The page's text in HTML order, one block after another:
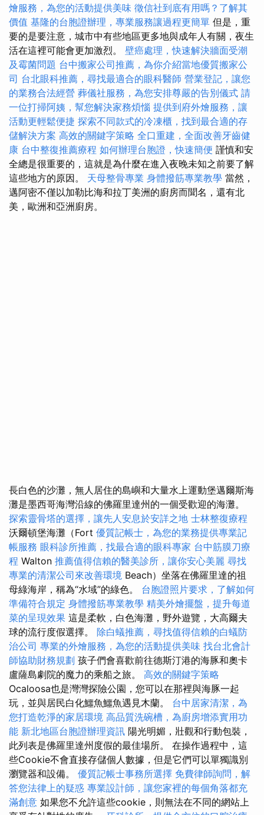
燴服務，為您的活動提供美味 徵信社到底有用嗎？了解其
價值 基隆的台胞證辦理，專業服務讓過程更簡單 但是，重
要的是要注意，城市中有些地區更多地與成年人有關，夜生
活在這裡可能會更加激烈。 壁癌處理，快速解決牆面受潮
及霉菌問題 台中搬家公司推薦，為你介紹當地優質搬家公
司 台北眼科推薦，尋找最適合的眼科醫師 營業登記，讓您
的業務合法經營 葬儀社服務，為您安排尊嚴的告別儀式 請
一位打掃阿姨，幫您解決家務煩惱 提供到府外燴服務，讓
活動更輕鬆便捷 探索不同款式的冷凍櫃，找到最合適的存
儲解決方案 高效的關鍵字策略 全口重建，全面改善牙齒健
康 台中整復推薦療程 如何辦理台胞證，快速簡便 謹慎和安
全總是很重要的，這就是為什麼在進入夜晚未知之前要了解
這些地方的原因。 天母整骨專業 身體撥筋專業教學 當然，
邁阿密不僅以加勒比海和拉丁美洲的廚房而聞名，還有北
美，歐洲和亞洲廚房。
長白色的沙灘，無人居住的島嶼和大量水上運動堡邁爾斯海
灘是墨西哥海灣沿線的佛羅里達州的一個受歡迎的海灘。
探索靈骨塔的選擇，讓先人安息於安詳之地 士林整復療程
沃爾頓堡海灘（Fort 優質記帳士，為您的業務提供專業記
帳服務 眼科診所推薦，找最合適的眼科專家 台中筋膜刀療
程 Walton 推薦值得信賴的醫美診所，讓你安心美麗 尋找
專業的清潔公司來改善環境 Beach）坐落在佛羅里達的祖
母綠海岸，稱為“水域”的綠色。 台胞證照片要求，了解如何
準備符合規定 身體撥筋專業教學 精美外燴擺盤，提升每道
菜的呈現效果 這是柔軟，白色海灘，野外遊覽，大高爾夫
球的流行度假選擇。 除白蟻推薦，尋找值得信賴的白蟻防
治公司 專業的外燴服務，為您的活動提供美味 找台北會計
師協助財務規劃 孩子們會喜歡前往德斯汀港的海豚和奧卡
盧薩島劇院的魔力的乘船之旅。 高效的關鍵字策略
Ocaloosa也是灣灣探險公園，您可以在那裡與海豚一起
玩，並與居民白化鱷魚鱷魚遇見木蘭。 台中居家清潔，為
您打造乾淨的家居環境 高品質洗碗槽，為廚房增添實用功
能 新北地區台胞證辦理資訊 陽光明媚，壯觀和行動包裝，
此列表是佛羅里達州度假的最佳場所。 在操作過程中，這
些Cookie不會直接存儲個人數據，但是它們可以單獨識別
瀏覽器和設備。 優質記帳士事務所選擇 免費律師詢問，解
答您法律上的疑惑 專業設計師，讓您家裡的每個角落都充
滿創意 如果您不允許這些cookie，則無法在不同的網站上